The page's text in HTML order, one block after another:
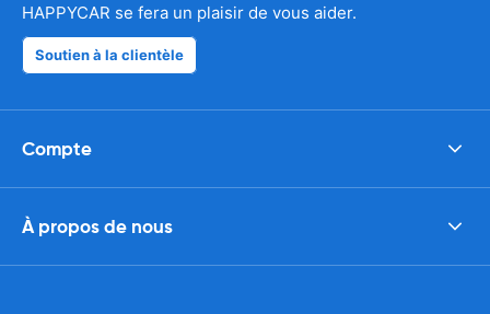
HAPPYCAR se fera un plaisir de vous aider.
Soutien à la clientèle
Compte
À propos de nous